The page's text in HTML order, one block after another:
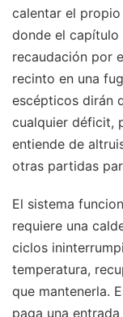
calentar el
donde el capítulo
recaudación por
recinto en una
escépticos dirán
cualquier déficit,
entiende de
otras partidas
El sistema
requiere una
ciclos
temperatura,
que mantenerla.
paga una